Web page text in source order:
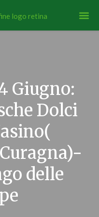
Giugno:
Dolci
delle